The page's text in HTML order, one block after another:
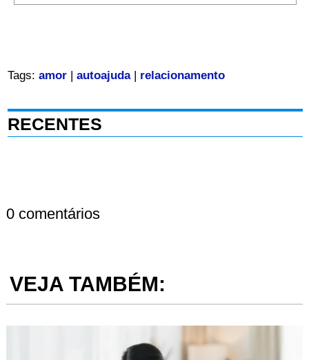
Tags: amor| autoajuda| relacionamento
RECENTES
0 comentários
VEJA TAMBÉM: